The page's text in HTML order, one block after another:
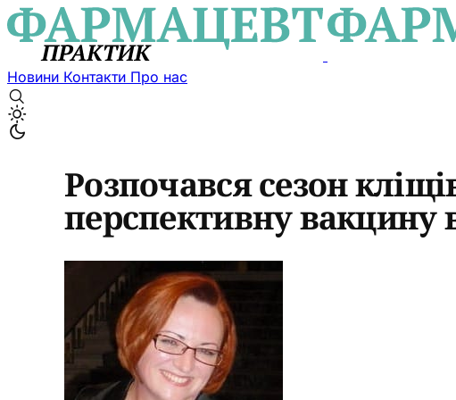
Новини Контакти Про нас
Розпочався сезон
перспективну вакцину